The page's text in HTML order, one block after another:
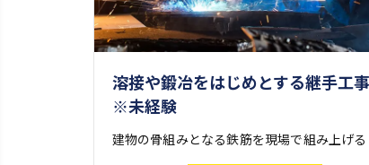
溶接や鍛冶をはじめとする継手工
※未経験